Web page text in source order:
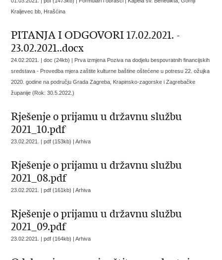
Kraljevec bb, Hrašćina
PITANJA I ODGOVORI 17.02.2021. -
23.02.2021..docx
24.02.2021. | doc (24kb) | Prva izmjena Poziva na dodjelu bespovratnih financijskih
sredstava - Provedba mjera zaštite kulturne baštine oštećene u potresu 22. ožujka
2020. godine na području Grada Zagreba, Krapinsko-zagorske i Zagrebačke
županije (Rok: 30.5.2022.)
Rješenje o prijamu u državnu službu
2021_10.pdf
23.02.2021. | pdf (153kb) |Arhiva
Rješenje o prijamu u državnu službu
2021_08.pdf
23.02.2021. | pdf (161kb) |Arhiva
Rješenje o prijamu u državnu službu
2021_09.pdf
23.02.2021. | pdf (164kb) |Arhiva